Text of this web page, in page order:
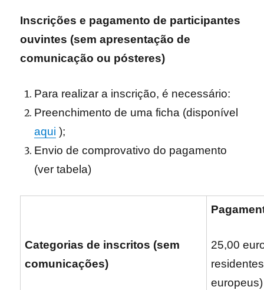
Inscrições e pagamento de participantes
ouvintes (sem apresentação de
comunicação ou pósteres)
Para realizar a inscrição, é necessário:
Preenchimento de uma ficha (disponível
aqui );
Envio de comprovativo do pagamento
(ver tabela)
Categorias de inscritos (sem
comunicações)
25,00
europeus)